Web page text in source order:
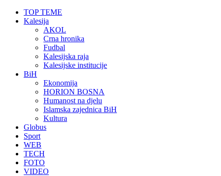
TOP TEME
Kalesija
AKOL
Crna hronika
Fudbal
Kalesijska raja
Kalesijske institucije
BiH
Ekonomija
HORION BOSNA
Humanost na djelu
Islamska zajednica BiH
Kultura
Globus
Sport
WEB
TECH
FOTO
VIDEO